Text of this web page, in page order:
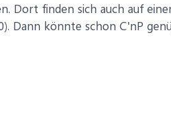
Dort finden sich auch auf
Dann könnte schon C'nP